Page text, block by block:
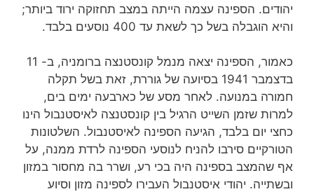
יהודים. הספינה עצמה הייתה במצב תחזוקה ירוד ביותר;
והיא הוגבלה בשל כך לשאת עד 400 נוסעים בלבד.
כאמור, הספינה יצאה מנמל קונסטנצה ברומניה, ב- 11
בדצמבר 1941 בסיועה של גוררת, זאת בשל תקלה
חמורה במנועה. לאחר מסע של כארבעה ימים בים,
למרות שזמן השייט הרגיל בין קונסטנצה לאיסטנבול הינו
כחצי יום בלבד, הגיעה הספינה לאיסטנבול. השלטונות
הטורקיים סירבו להניח לנוסעי הספינה לרדת ממנה, על
אף שהמצב בספינה היה בכי רע, ושרר בה מחסור במזון
ובשתייה. יהודי איסטנבול העבירו לספינה מזון וסיוע